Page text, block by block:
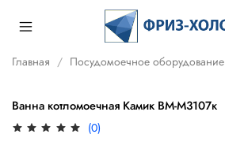
Главная Посудомоечное оборудование
Ванна котломоечная Камик ВМ-М3107к
(0)